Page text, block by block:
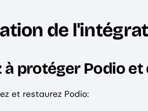
de
à protéger Podio
et restaurez Podio: